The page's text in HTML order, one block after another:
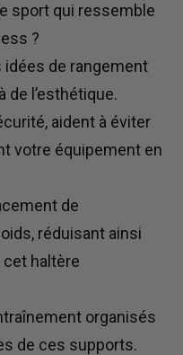
sport qui ressemble
?
idées de rangement
de l’esthétique.
aident à éviter
votre équipement en
de
réduisant ainsi
haltère
organisés
de ces supports.